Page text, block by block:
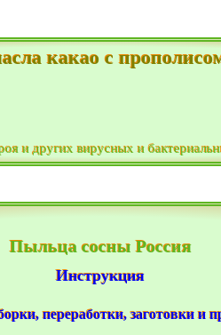
какао с
и других вирусных и
Пыльца сосны Россия
Инструкция
переработки, заготовки и